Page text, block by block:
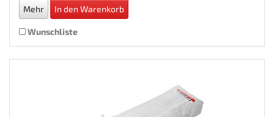
Mehr In den Warenkorb
Wunschliste